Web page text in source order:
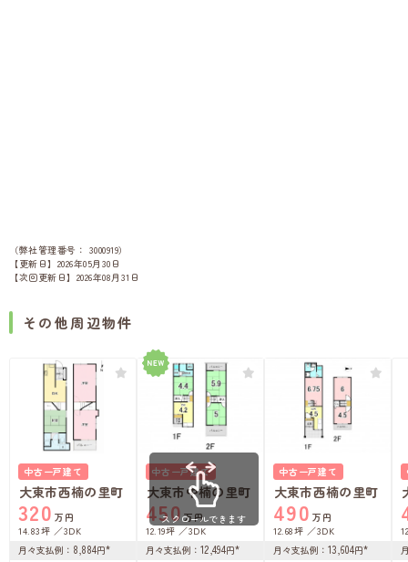
（弊社管理番号： 3000919）
【更新日】2026年05月30日
【次回更新日】2026年08月31日
その他周辺物件
中古一戸建て
大東市西楠の里町
320 万円
14.83坪
3DK
月々支払例 ： 8,884円*
中古一戸建て
大東市中楠の里町
450万円
12.19坪
3DK
月々支払例 ： 12,494円*
中古一戸建て
大東市西楠の里町
490 万円
12.68坪
3DK
月々支払例 ： 13,604円*
スクロールできます